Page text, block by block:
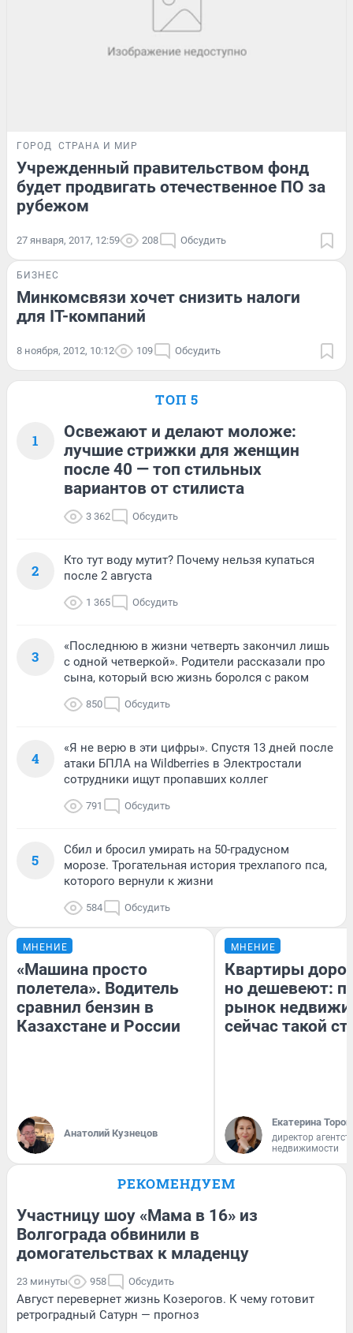
ГОРОД СТРАНА И МИР
Учрежденный правительством фонд
будет продвигать отечественное ПО за
рубежом
27 января, 2017, 12:59 208 Обсудить
БИЗНЕС
Минкомсвязи хочет снизить налоги
для IT-компаний
8 ноября, 2012, 10:12 109 Обсудить
ТОП 5
1
Освежают и делают моложе:
лучшие стрижки для женщин
после 40 — топ стильных
вариантов от стилиста
3 362 Обсудить
2
Кто тут воду мутит? Почему нельзя купаться
после 2 августа
1 365 Обсудить
3
«Последнюю в жизни четверть закончил лишь
с одной четверкой». Родители рассказали про
сына, который всю жизнь боролся с раком
850 Обсудить
4
«Я не верю в эти цифры». Спустя 13 дней после
атаки БПЛА на Wildberries в Электростали
сотрудники ищут пропавших коллег
791 Обсудить
5
Сбил и бросил умирать на 50-градусном
морозе. Трогательная история трехлапого пса,
которого вернули к жизни
584 Обсудить
МНЕНИЕ
«Машина просто
полетела». Водитель
сравнил бензин в
Казахстане и России
Анатолий Кузнецов
МНЕНИЕ
Квартиры
но дешевеют:
рынок
сейчас такой
Екатерина
директор
недвижимости
РЕКОМЕНДУЕМ
Участницу шоу «Мама в 16» из
Волгограда обвинили в
домогательствах к младенцу
23 минуты 958 Обсудить
Август перевернет жизнь Козерогов. К чему готовит
ретроградный Сатурн — прогноз